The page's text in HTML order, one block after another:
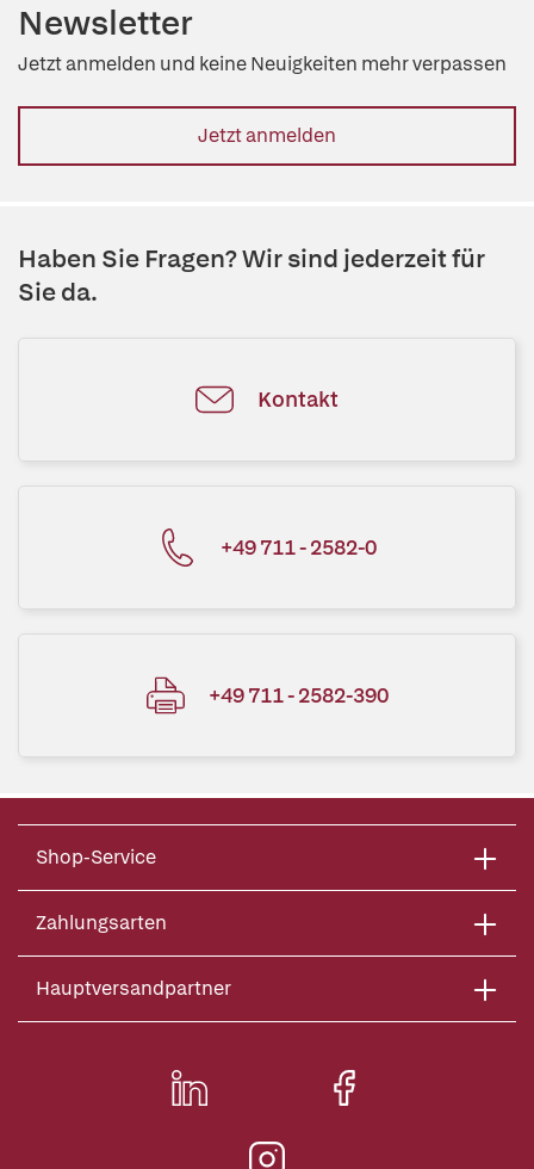
Newsletter
Jetzt anmelden und keine Neuigkeiten mehr verpassen
Jetzt anmelden
Haben Sie Fragen? Wir sind jederzeit für
Sie da.
Kontakt
+49 711 - 2582-0
+49 711 - 2582-390
Shop-Service
Zahlungsarten
Hauptversandpartner